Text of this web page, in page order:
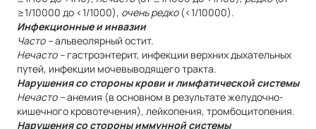
≥1/10000 до <1/1000), очень редко(<1/10000).
Инфекционные и инвазии
Часто –альвеолярный остит.
Нечасто – гастроэнтерит, инфекции верхних дыхательных
путей, инфекции мочевыводящего тракта.
Нарушения со стороны крови и лимфатической системы
Нечасто –анемия (в основном в результате желудочно-
кишечного кровотечения), лейкопения, тромбоцитопения.
Нарушения со стороны иммунной системы